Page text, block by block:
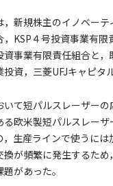
新規株主のイノベー
KSP４号投資事業有限
事業有限責任組合と
資，三菱UFJキャピタル
て短パルスレーザー
る欧米製短パルスレー
生産ラインで使うには
が頻繁に発生するた
があった。